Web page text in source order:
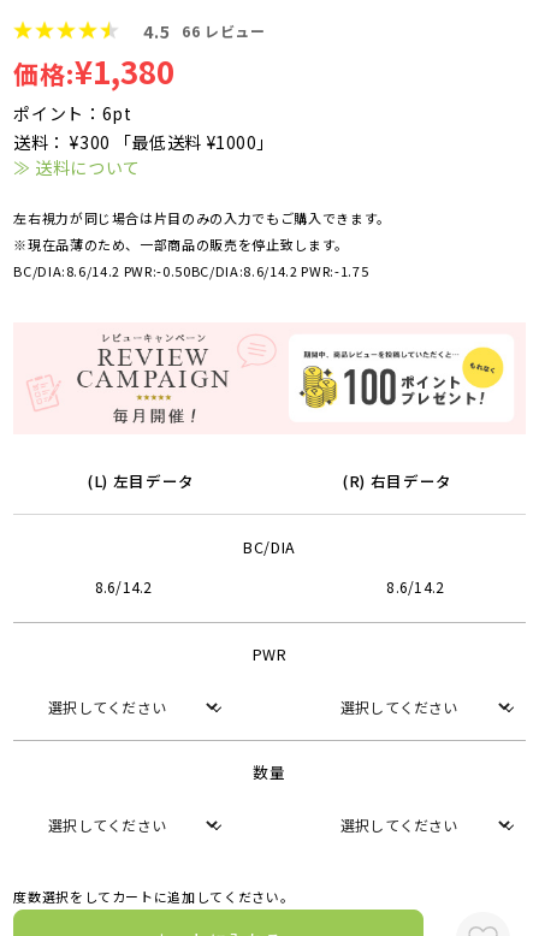
4.5 66 レビュー
価格:¥1,380
ポイント：6pt
送料： ¥300 「最低送料 ¥1000」
≫ 送料について
左右視力が同じ場合は片目のみの入力でもご購入できます。
※現在品薄のため、一部商品の販売を停止致します。
BC/DIA:8.6/14.2 PWR:-0.50BC/DIA:8.6/14.2 PWR:-1.75
(L) 左目データ (R) 右目データ
BC/DIA
8.6/14.2 8.6/14.2
PWR
数量
度数選択をしてカートに追加してください。